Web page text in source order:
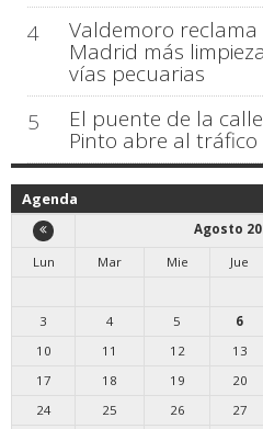
4
Valdemoro
Madrid más
vías pecuarias
5
El puente de la
Pinto abre al tráfico
Agenda
Agosto
Lun
Mar Mie Jue
3
4 5 6
10
11 12 13
17
18 19 20
24
25 26 27